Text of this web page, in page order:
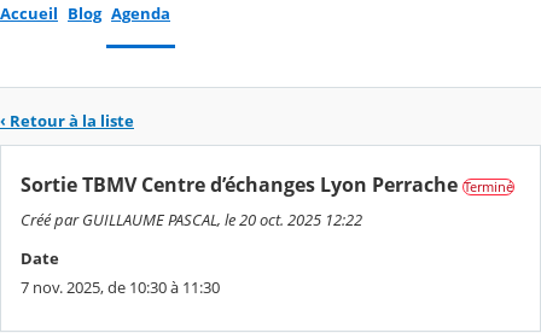
Accueil Blog Agenda
‹ Retour à la liste
Sortie TBMV Centre d’échanges Lyon Perrache Terminé
Créé par GUILLAUME PASCAL, le 20 oct. 2025 12:22
Date
7 nov. 2025, de 10:30 à 11:30